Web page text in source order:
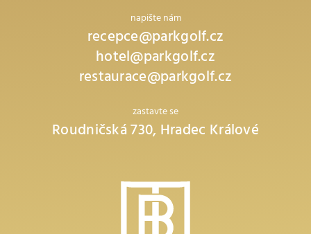
napište nám
recepce@parkgolf.cz
hotel@parkgolf.cz
restaurace@parkgolf.cz
zastavte se
Roudničská 730, Hradec Králové